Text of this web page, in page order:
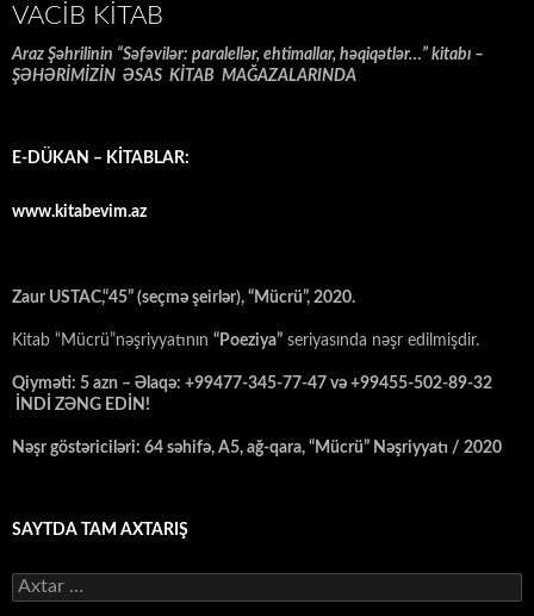
VACIB KITAB
Araz Şəhrilinin “Səfəvilər: paralellər, ehtimallar, həqiqətlər…” kitabı –
ŞƏHƏRİMİZİN ƏSAS KİTAB MAĞAZALARINDA
E-DÜKAN – KİTABLAR:
www.kitabevim.az
Zaur USTAC,“45” (seçmə şeirlər), “Mücrü”, 2020.
Kitab “Mücrü”nəşriyyatının “Poeziya” seriyasında nəşr edilmişdir.
Qiyməti: 5 azn – Əlaqə: +99477-345-77-47 və +99455-502-89-32
İNDİ ZƏNG EDİN!
Nəşr göstəriciləri: 64 səhifə, A5, ağ-qara, “Mücrü” Nəşriyyatı / 2020
SAYTDA TAM AXTARIŞ
Axtarış: